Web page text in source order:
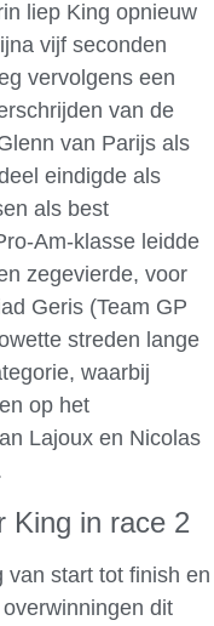
liep King opnieuw
vijf seconden
vervolgens een
van de
van Parijs als
eindigde als
als best
Am-klasse leidde
zegevierde, voor
Geris (Team GP
streden lange
waarbij
op het
Lajoux en Nicolas
King in race 2
van start tot finish en
dit